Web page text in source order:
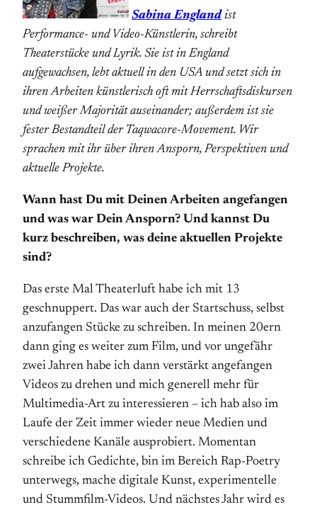
Sabina Englandist
Performance- und Video-Künstlerin, schreibt
Theaterstücke und Lyrik. Sie ist in England
aufgewachsen, lebt aktuell in den USA und setzt sich in
ihren Arbeiten künstlerisch oft mit Herrschaftsdiskursen
und weißer Majorität auseinander; außerdem ist sie
fester Bestandteil der Taqwacore-Movement. Wir
sprachen mit ihr über ihren Ansporn, Perspektiven und
aktuelle Projekte.
Wann hast Du mit Deinen Arbeiten angefangen
und was war Dein Ansporn? Und kannst Du
kurz beschreiben, was deine aktuellen Projekte
sind?
Das erste Mal Theaterluft habe ich mit 13
geschnuppert. Das war auch der Startschuss, selbst
anzufangen Stücke zu schreiben. In meinen 20ern
dann ging es weiter zum Film, und vor ungefähr
zwei Jahren habe ich dann verstärkt angefangen
Videos zu drehen und mich generell mehr für
Multimedia-Art zu interessieren – ich hab also im
Laufe der Zeit immer wieder neue Medien und
verschiedene Kanäle ausprobiert. Momentan
schreibe ich Gedichte, bin im Bereich Rap-Poetry
unterwegs, mache digitale Kunst, experimentelle
und Stummfilm-Videos. Und nächstes Jahr wird es